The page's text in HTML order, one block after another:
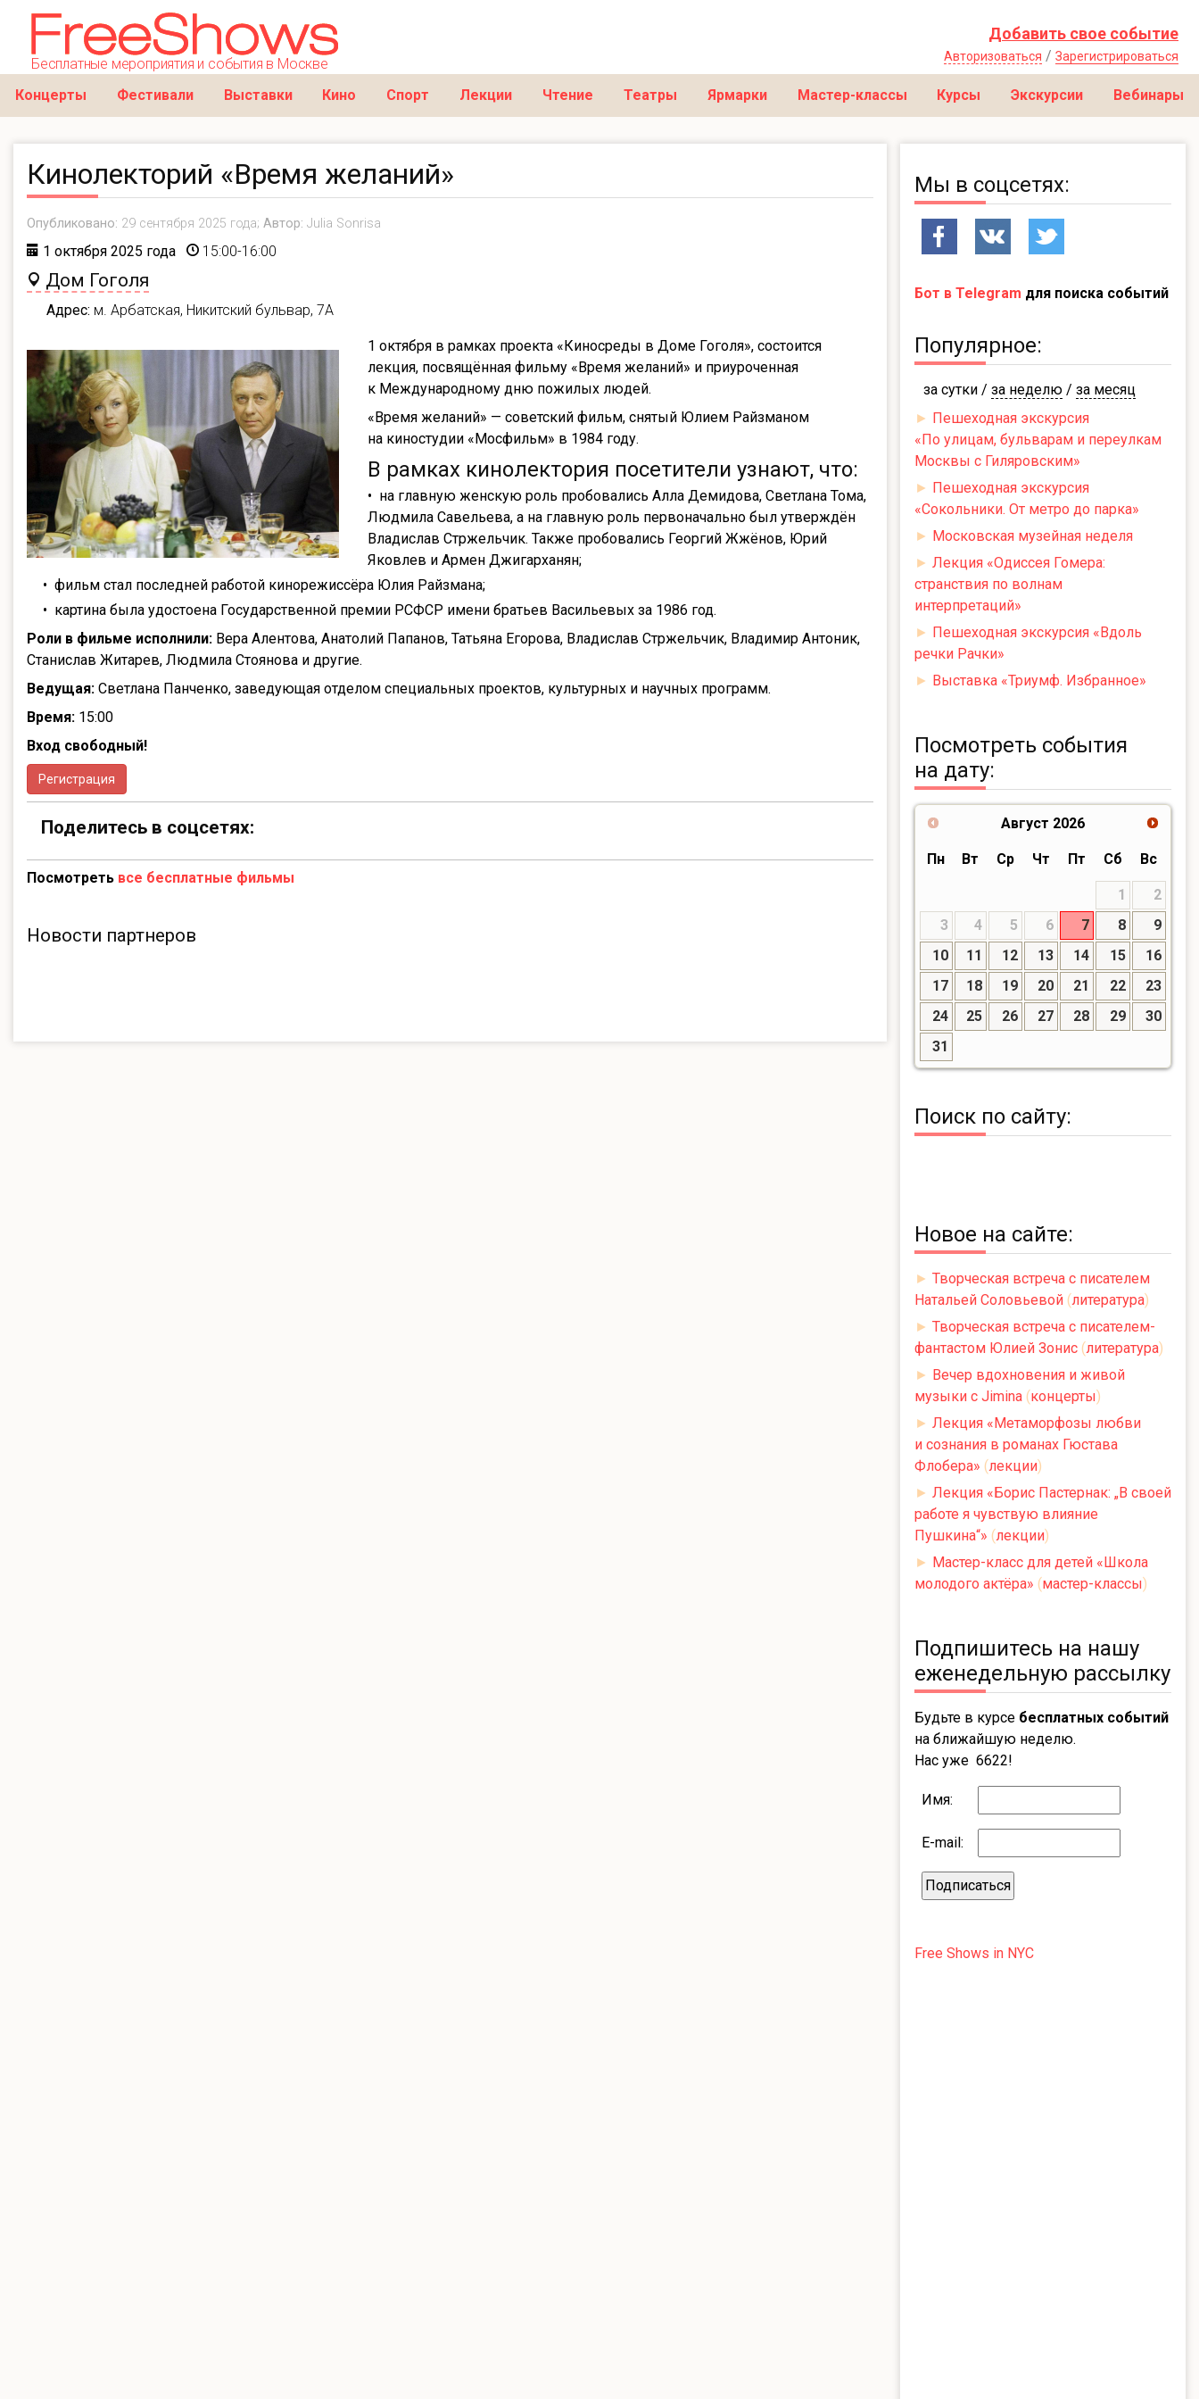
Бесплатные мероприятия и события в Москве
Добавить свое событие
Авторизоваться / Зарегистрироваться
Концерты Фестивали Выставки Кино Спорт Лекции Чтение Театры Ярмарки Мастер-классы Курсы Экскурсии Вебинары
Кинолекторий «Время желаний»
Опубликовано: 29 сентября 2025 года; Автор: Julia Sonrisa
1 октября 2025 года 15:00-16:00
Дом Гоголя
Адрес: м. Арбатская, Никитский бульвар, 7А
1 октября в рамках проекта «Киносреды в Доме Гоголя», состоится
лекция, посвящённая фильму «Время желаний» и приуроченная
к Международному дню пожилых людей.
«Время желаний» — советский фильм, снятый Юлием Райзманом
на киностудии «Мосфильм» в 1984 году.
В рамках кинолектория посетители узнают, что:
на главную женскую роль пробовались Алла Демидова, Светлана Тома,
Людмила Савельева, а на главную роль первоначально был утверждён
Владислав Стржельчик. Также пробовались Георгий Жжёнов, Юрий
Яковлев и Армен Джигарханян;
фильм стал последней работой кинорежиссёра Юлия Райзмана;
картина была удостоена Государственной премии РСФСР имени братьев Васильевых за 1986 год.
Роли в фильме исполнили: Вера Алентова, Анатолий Папанов, Татьяна Егорова, Владислав Стржельчик, Владимир Антоник,
Станислав Житарев, Людмила Стоянова и другие.
Ведущая: Светлана Панченко, заведующая отделом специальных проектов, культурных и научных программ.
Время: 15:00
Вход свободный!
Регистрация
Поделитесь в соцсетях:
Посмотреть все бесплатные фильмы
Новости партнеров
Мы в соцсетях:
Бот в Telegram для поиска событий
Популярное:
за сутки / за неделю / за месяц
► Пешеходная экскурсия
«По улицам, бульварам и переулкам
Москвы с Гиляровским»
► Пешеходная экскурсия
«Сокольники. От метро до парка»
► Московская музейная неделя
► Лекция «Одиссея Гомера:
странствия по волнам
интерпретаций»
► Пешеходная экскурсия «Вдоль
речки Рачки»
► Выставка «Триумф. Избранное»
Посмотреть события
на дату:
Август 2026
Пн Вт Ср Чт Пт Сб Вс
1
2
3
4 5 6 7 8
9
10
11 12 13 14 15
16
17
18 19 20 21 22
23
24
25 26 27 28 29
30
31
Поиск по сайту:
Новое на сайте:
► Творческая встреча с писателем
Натальей Соловьевой (литература)
► Творческая встреча с писателем-
фантастом Юлией Зонис (литература)
► Вечер вдохновения и живой
музыки с Jimina (концерты)
► Лекция «Метаморфозы любви
и сознания в романах Гюстава
Флобера» (лекции)
► Лекция «Борис Пастернак: „В своей
работе я чувствую влияние
Пушкина“» (лекции)
► Мастер-класс для детей «Школа
молодого актёра» (мастер-классы)
Подпишитесь на нашу
еженедельную рассылку
Будьте в курсе бесплатных событий
на ближайшую неделю.
Нас уже 6622!
Имя:
E-mail:
Free Shows in NYC